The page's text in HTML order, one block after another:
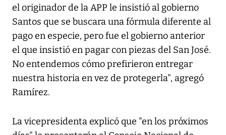
el originador de la APP le insistió al gobierno
Santos que se buscara una fórmula diferente al
pago en especie, pero fue el gobierno anterior
el que insistió en pagar con piezas del San José.
No entendemos cómo prefirieron entregar
nuestra historia en vez de protegerla", agregó
Ramírez.
La vicepresidenta explicó que "en los próximos